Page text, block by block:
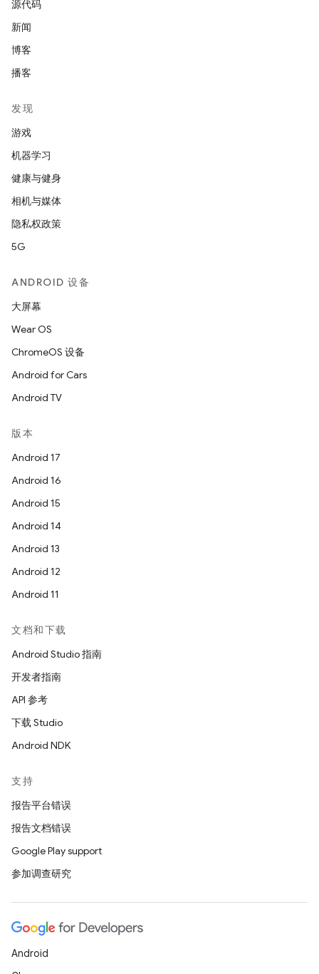
源代码
新闻
博客
播客
发现
游戏
机器学习
健康与健身
相机与媒体
隐私权政策
5G
ANDROID 设备
大屏幕
Wear OS
ChromeOS 设备
Android for Cars
Android TV
版本
Android 17
Android 16
Android 15
Android 14
Android 13
Android 12
Android 11
文档和下载
Android Studio 指南
开发者指南
API 参考
下载 Studio
Android NDK
支持
报告平台错误
报告文档错误
Google Play support
参加调查研究
Android